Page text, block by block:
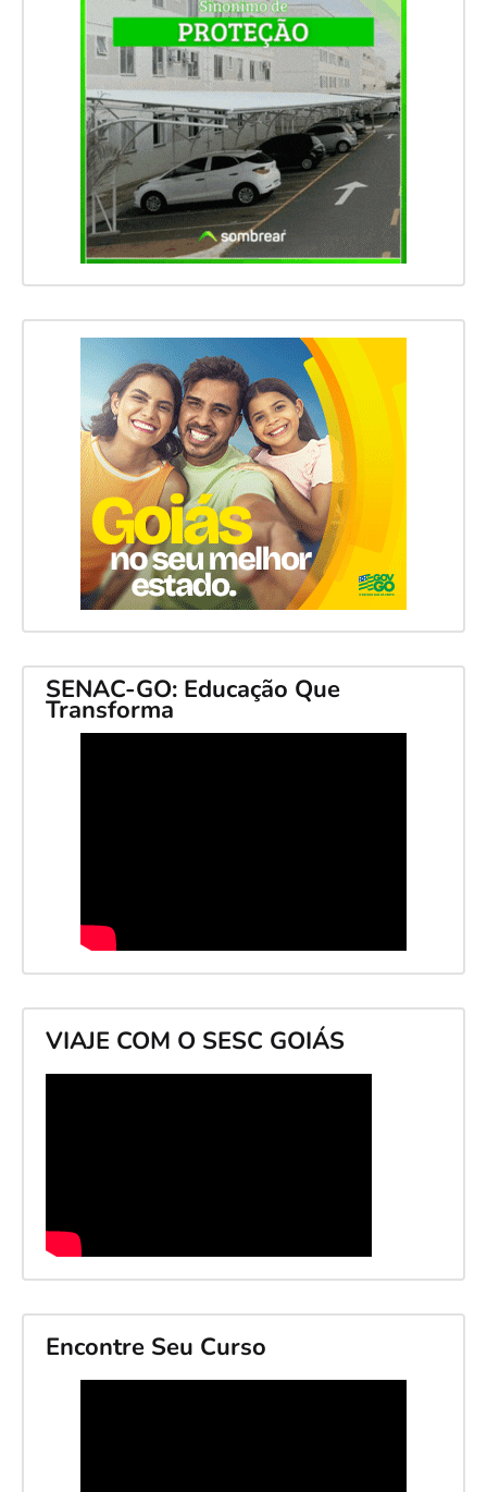
SENAC-GO: Educação Que
Transforma
VIAJE COM O SESC GOIÁS
Encontre Seu Curso